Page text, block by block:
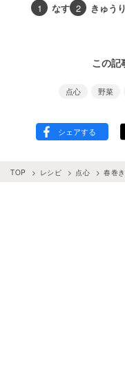
1 なす 2 きゅうり
この記
点心 野菜
TOP レシピ 点心 春巻き